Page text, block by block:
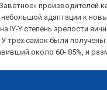
производителей
адаптации к
IY-Y степень зрелости
трех самок были
около 60- 85%, и